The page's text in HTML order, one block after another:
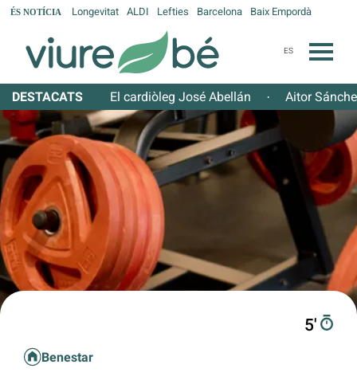
ÉS NOTÍCIA Longevitat ALDI Lefties Barcelona Baix Empordà
ES
DESTACATS El cardiòleg José Abellán · Aitor
5′
Benestar